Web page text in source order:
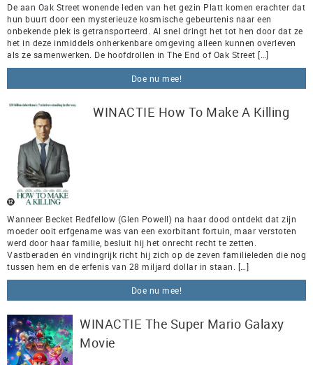
De aan Oak Street wonende leden van het gezin Platt komen erachter dat
hun buurt door een mysterieuze kosmische gebeurtenis naar een
onbekende plek is getransporteerd. Al snel dringt het tot hen door dat ze
het in deze inmiddels onherkenbare omgeving alleen kunnen overleven
als ze samenwerken. De hoofdrollen in The End of Oak Street […]
Doe nu mee!
WINACTIE How To Make A Killing
Wanneer Becket Redfellow (Glen Powell) na haar dood ontdekt dat zijn
moeder ooit erfgename was van een exorbitant fortuin, maar verstoten
werd door haar familie, besluit hij het onrecht recht te zetten.
Vastberaden én vindingrijk richt hij zich op de zeven familieleden die nog
tussen hem en de erfenis van 28 miljard dollar in staan. […]
Doe nu mee!
WINACTIE The Super Mario Galaxy
Movie